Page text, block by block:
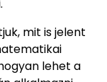
mit is jelent
lehet a